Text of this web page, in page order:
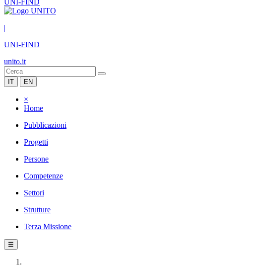
UNI-FIND
|
UNI-FIND
unito.it
IT EN
×
Home
Pubblicazioni
Progetti
Persone
Competenze
Settori
Strutture
Terza Missione
☰